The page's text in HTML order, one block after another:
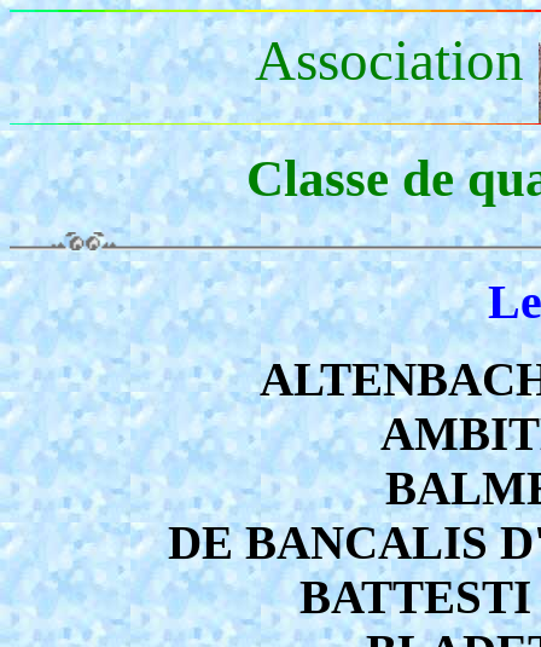
Association
Classe de
DE BANCALIS
BATTESTI